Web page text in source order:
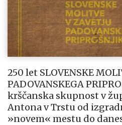
250 let SLOVENSKE
PADOVANSKEGA
krščanska skupnost v
Antona v Trstu od
»novem« mestu do